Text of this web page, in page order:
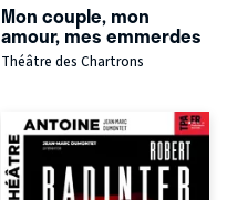
Mon couple, mon
amour, mes emmerdes
Théâtre des Chartrons